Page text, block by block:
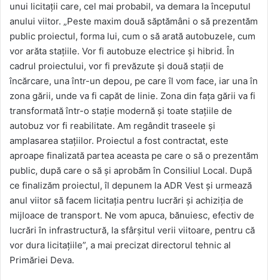
unui licitații care, cel mai probabil, va demara la începutul
anului viitor. „Peste maxim două săptămâni o să prezentăm
public proiectul, forma lui, cum o să arată autobuzele, cum
vor arăta stațiile. Vor fi autobuze electrice și hibrid. În
cadrul proiectului, vor fi prevăzute și două stații de
încărcare, una într-un depou, pe care îl vom face, iar una în
zona gării, unde va fi capăt de linie. Zona din fața gării va fi
transformată într-o stație modernă și toate stațiile de
autobuz vor fi reabilitate. Am regândit traseele și
amplasarea stațiilor. Proiectul a fost contractat, este
aproape finalizată partea aceasta pe care o să o prezentăm
public, după care o să și aprobăm în Consiliul Local. După
ce finalizăm proiectul, îl depunem la ADR Vest și urmează
anul viitor să facem licitația pentru lucrări și achiziția de
mijloace de transport. Ne vom apuca, bănuiesc, efectiv de
lucrări în infrastructură, la sfârșitul verii viitoare, pentru că
vor dura licitațiile”, a mai precizat directorul tehnic al
Primăriei Deva.